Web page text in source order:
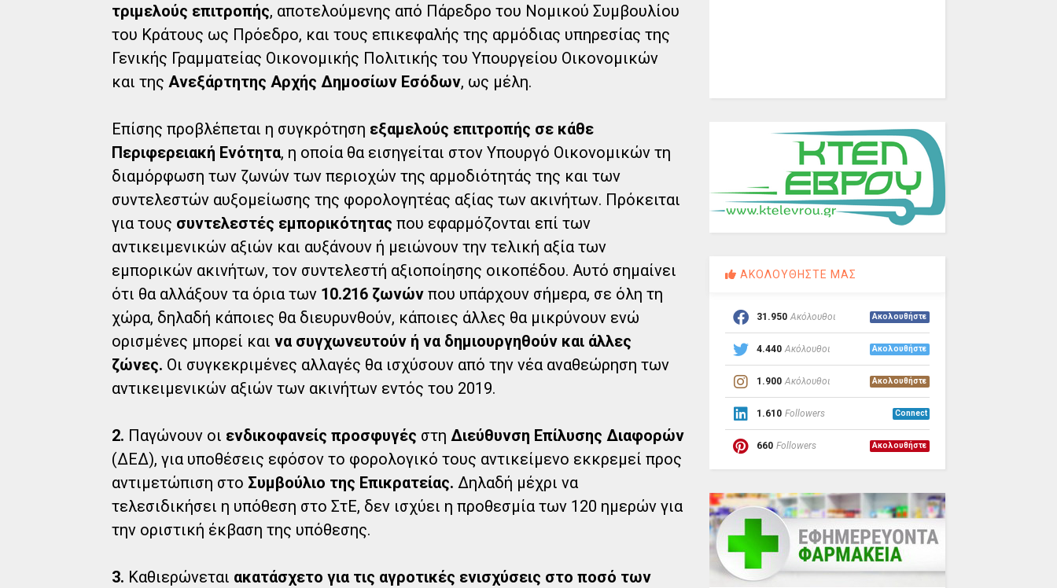
τριμελούς επιτροπής, αποτελούμενης από Πάρεδρο του Νομικού Συμβουλίου
του Κράτους ως Πρόεδρο, και τους επικεφαλής της αρμόδιας υπηρεσίας της
Γενικής Γραμματείας Οικονομικής Πολιτικής του Υπουργείου Οικονομικών
και της Ανεξάρτητης Αρχής Δημοσίων Εσόδων, ως μέλη.
Επίσης προβλέπεται η συγκρότηση εξαμελούς επιτροπής σε κάθε
Περιφερειακή Ενότητα, η οποία θα εισηγείται στον Υπουργό Οικονομικών τη
διαμόρφωση των ζωνών των περιοχών της αρμοδιότητάς της και των
συντελεστών αυξομείωσης της φορολογητέας αξίας των ακινήτων. Πρόκειται
για τους συντελεστές εμπορικότητας που εφαρμόζονται επί των
αντικειμενικών αξιών και αυξάνουν ή μειώνουν την τελική αξία των
εμπορικών ακινήτων, τον συντελεστή αξιοποίησης οικοπέδου. Αυτό σημαίνει
ότι θα αλλάξουν τα όρια των 10.216 ζωνών που υπάρχουν σήμερα, σε όλη τη
χώρα, δηλαδή κάποιες θα διευρυνθούν, κάποιες άλλες θα μικρύνουν ενώ
ορισμένες μπορεί και να συγχωνευτούν ή να δημιουργηθούν και άλλες
ζώνες. Οι συγκεκριμένες αλλαγές θα ισχύσουν από την νέα αναθεώρηση των
αντικειμενικών αξιών των ακινήτων εντός του 2019.
2. Παγώνουν οι ενδικοφανείς προσφυγές στη Διεύθυνση Επίλυσης Διαφορών
(ΔΕΔ), για υποθέσεις εφόσον το φορολογικό τους αντικείμενο εκκρεμεί προς
αντιμετώπιση στο Συμβούλιο της Επικρατείας. Δηλαδή μέχρι να
τελεσιδικήσει η υπόθεση στο ΣτΕ, δεν ισχύει η προθεσμία των 120 ημερών για
την οριστική έκβαση της υπόθεσης.
3. Καθιερώνεται ακατάσχετο για τις αγροτικές ενισχύσεις στο ποσό των
ΑΚΟΛΟΥΘΗΣΤΕ ΜΑΣ
31.950 Ακόλουθοι Ακολουθήστε
4.440 Ακόλουθοι Ακολουθήστε
1.900 Ακόλουθοι Ακολουθήστε
1.610 Followers Connect
660 Followers Ακολουθήστε